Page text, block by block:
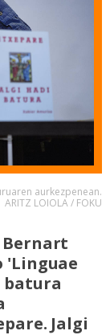
aurkezpenean.
ARITZ LOIOLA / FOKU
'Linguae
batura
Jalgi